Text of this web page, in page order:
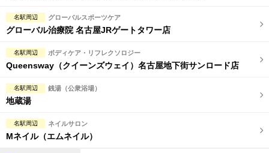
名駅周辺 グローバルスポーツケア
グローバル治療院 名古屋JRゲートタワー店
名駅周辺 ボディケア・リフレクソロジー
Queensway（クイーンズウェイ）名古屋地下街サンロード店
名駅周辺 銭湯（公衆浴場）
地蔵湯
名駅周辺 ネイルサロン
Mネイル（エムネイル）